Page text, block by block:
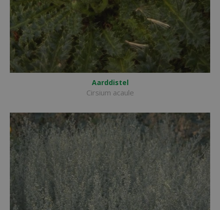
Aarddistel
Cirsium acaule